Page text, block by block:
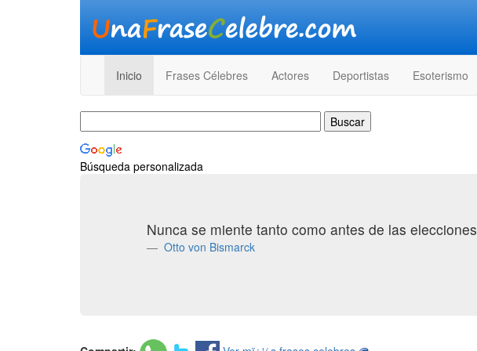
Inicio Frases Célebres Actores Deportistas Esoterismo
Búsqueda personalizada
Nunca se miente tanto como antes de las
Otto von Bismarck